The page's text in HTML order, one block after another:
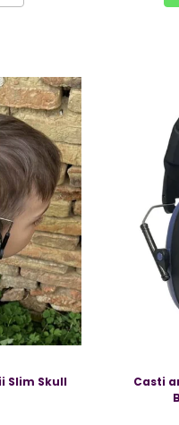
Slim Skull
Casti